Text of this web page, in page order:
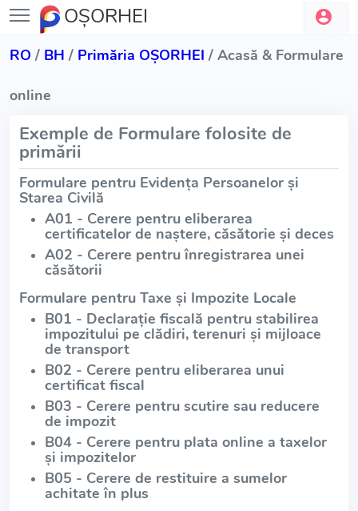
OŞORHEI
RO / BH / Primăria OŞORHEI / Acasă & Formulare
online
Exemple de Formulare folosite de
primării
Formulare pentru Evidența Persoanelor și
Starea Civilă
A01 - Cerere pentru eliberarea
certificatelor de naștere, căsătorie și deces
A02 - Cerere pentru înregistrarea unei
căsătorii
Formulare pentru Taxe și Impozite Locale
B01 - Declarație fiscală pentru stabilirea
impozitului pe clădiri, terenuri și mijloace
de transport
B02 - Cerere pentru eliberarea unui
certificat fiscal
B03 - Cerere pentru scutire sau reducere
de impozit
B04 - Cerere pentru plata online a taxelor
și impozitelor
B05 - Cerere de restituire a sumelor
achitate în plus